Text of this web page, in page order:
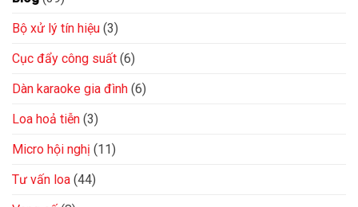
Bộ xử lý tín hiệu (3)
Cục đẩy công suất (6)
Dàn karaoke gia đình (6)
Loa hoả tiễn (3)
Micro hội nghị (11)
Tư vấn loa (44)